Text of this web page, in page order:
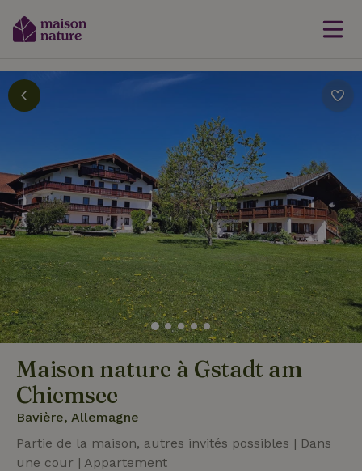
Maison nature à Gstadt am
Chiemsee
Bavière, Allemagne
Partie de la maison, autres invités possibles | Dans
une cour | Appartement